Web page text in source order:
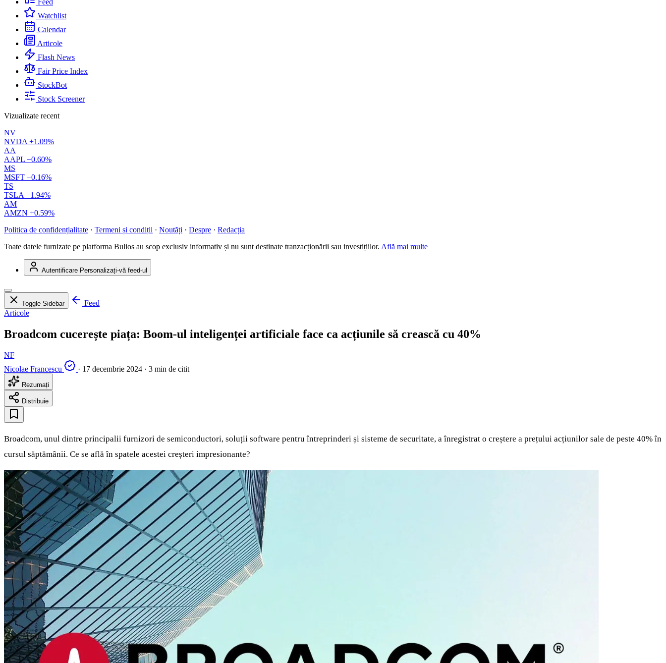
Feed
Watchlist
Calendar
Articole
Flash News
Fair Price Index
StockBot
Stock Screener
Vizualizate recent
NV
NVDA +1.09%
AA
AAPL +0.60%
MS
MSFT +0.16%
TS
TSLA +1.94%
AM
AMZN +0.59%
Politica de confidențialitate · Termeni și condiții · Noutăți · Despre · Redacția
Toate datele furnizate pe platforma Bulios au scop exclusiv informativ și nu sunt destinate tranzacționării sau investițiilor. Află mai multe
Autentificare Personalizați-vă feed-ul
Toggle Sidebar
Feed
Articole
Broadcom cucerește piața: Boom-ul inteligenței artificiale face ca acțiunile să crească cu 40%
NF
Nicolae Francescu
· 17 decembrie 2024 · 3 min de citit
Rezumați
Distribuie
Broadcom, unul dintre principalii furnizori de semiconductori, soluții software pentru întreprinderi și sisteme de securitate, a înregistrat o creștere a prețului acțiunilor sale de peste 40% în
cursul săptămânii. Ce se află în spatele acestei creșteri impresionante?